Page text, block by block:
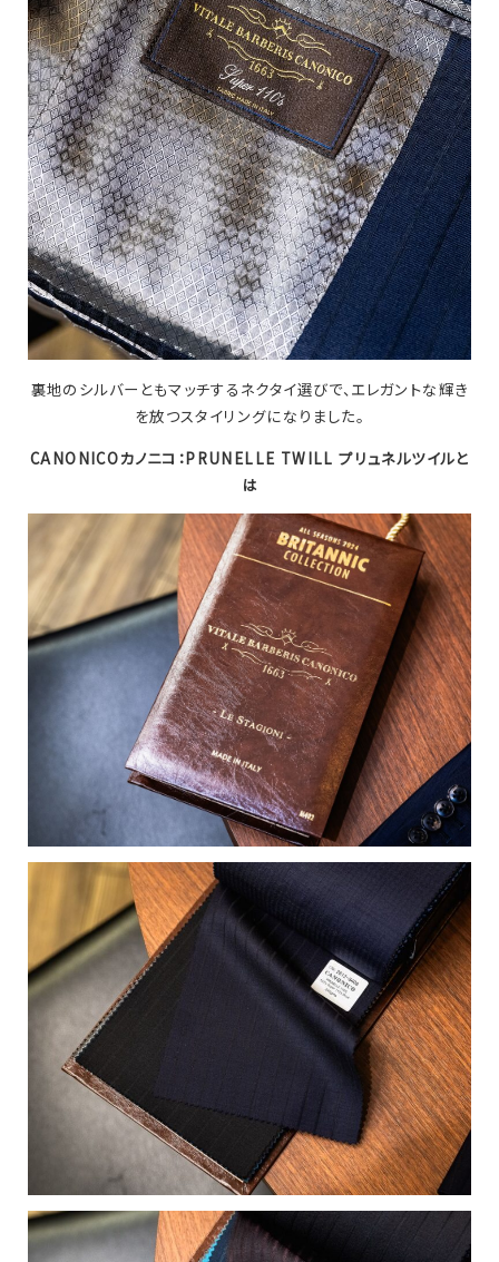
裏地のシルバーともマッチするネクタイ選びで、エレガントな輝き
を放つスタイリングになりました。
CANONICOカノニコ：PRUNELLE TWILL プリュネルツイルと
は